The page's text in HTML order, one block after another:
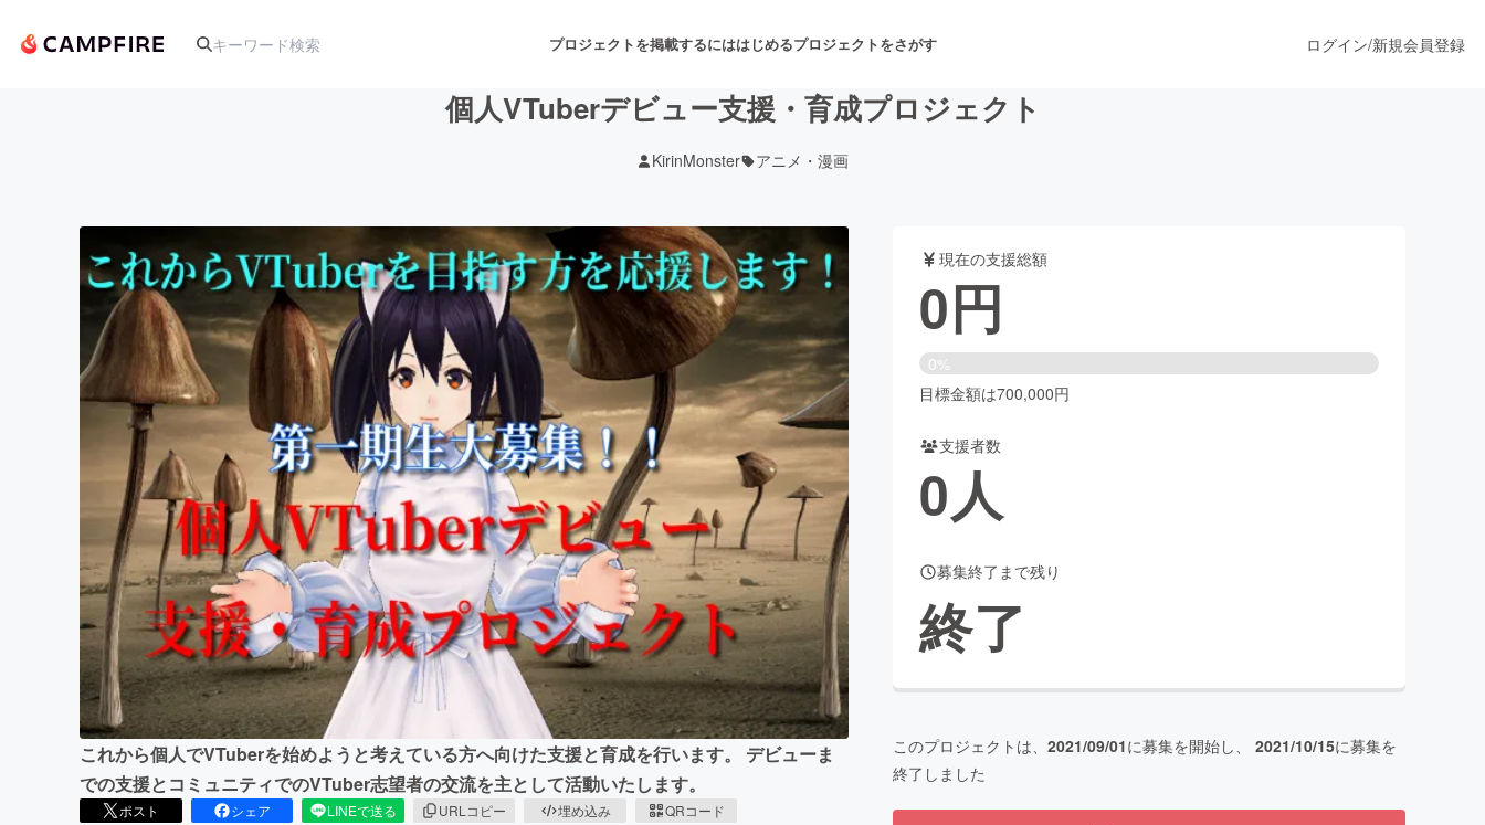
プロジェクトを掲載するにははじめるプロジェクトをさがす
アート・写真 音楽 舞台・パフォーマンス
テクノロジー・ガジェット ゲーム・サービス開発
書籍・雑誌出版 アニメ・漫画
ビジネス・起業 チャレンジ ビューティー・ヘルスケア
まちづくり・地域活性化
CAMPFIRE for Social GoodCAMPFIRE Creation
CAMPFIREふるさと納税machi-ya コミュニティ
ログイン/新規会員登録
個人VTuberデビュー支援・育成プロジェクト
KirinMonster アニメ・漫画
これから個人でVTuberを始めようと考えている方へ向けた支援と育成を行います。 デビューま
での支援とコミュニティでのVTuber志望者の交流を主として活動いたします。
ポスト シェア LINEで送る URLコピー 埋め込み QRコード
現在の支援総額
0円
0%
目標金額は700,000円
支援者数
0人
募集終了まで残り
終了
このプロジェクトは、 2021/09/01に募集を開始し、 2021/10/15に募集を
終了しました